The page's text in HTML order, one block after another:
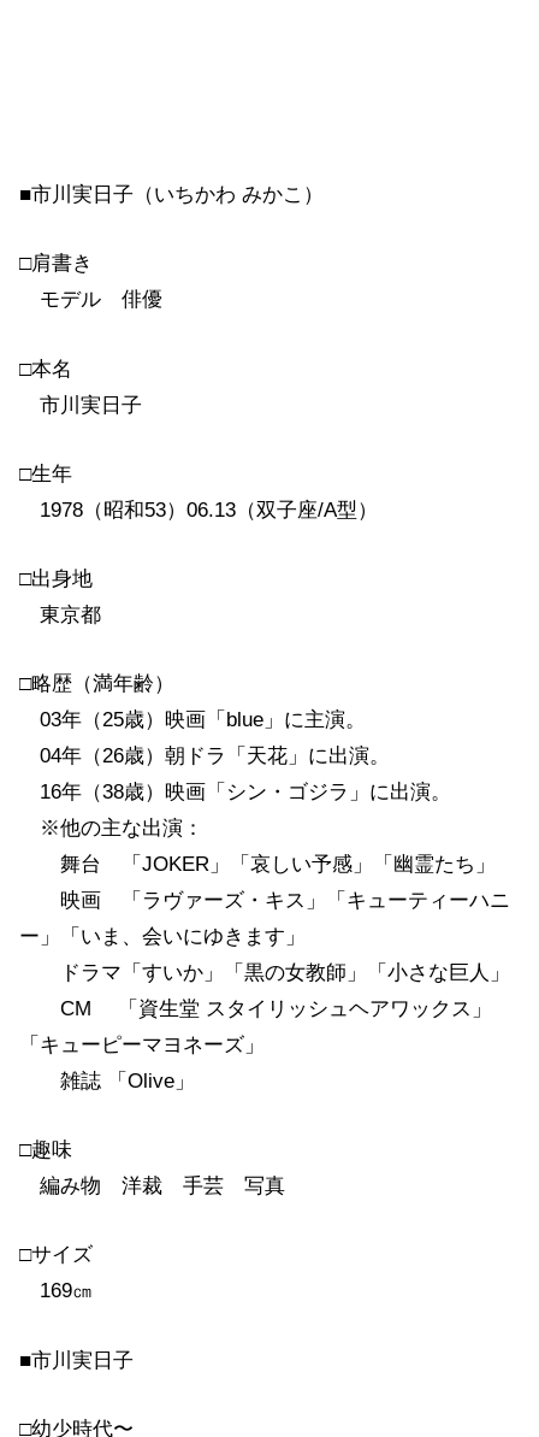
■市川実日子（いちかわ みかこ）
□肩書き
モデル 俳優
□本名
市川実日子
□生年
1978（昭和53）06.13（双子座/A型）
□出身地
東京都
□略歴（満年齢）
03年（25歳）映画「blue」に主演。
04年（26歳）朝ドラ「天花」に出演。
16年（38歳）映画「シン・ゴジラ」に出演。
※他の主な出演：
舞台 「JOKER」「哀しい予感」「幽霊たち」
映画 「ラヴァーズ・キス」「キューティーハニ
ー」「いま、会いにゆきます」
ドラマ「すいか」「黒の女教師」「小さな巨人」
CM 「資生堂 スタイリッシュヘアワックス」
「キューピーマヨネーズ」
雑誌 「Olive」
□趣味
編み物 洋裁 手芸 写真
□サイズ
169㎝
■市川実日子
□幼少時代〜